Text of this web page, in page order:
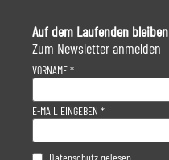
Auf dem Laufenden bleiben
Zum Newsletter anmelden
VORNAME
E-MAIL EINGEBEN